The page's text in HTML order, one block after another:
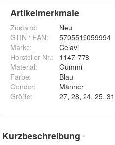
Artikelmerkmale
Zustand:
Neu
GTIN / EAN:
5705519059994
Marke:
Celavi
Hersteller Nr.:
1147-778
Material:
Gummi
Farbe:
Blau
Gender:
Männer
Größe:
Kurzbeschreibung *